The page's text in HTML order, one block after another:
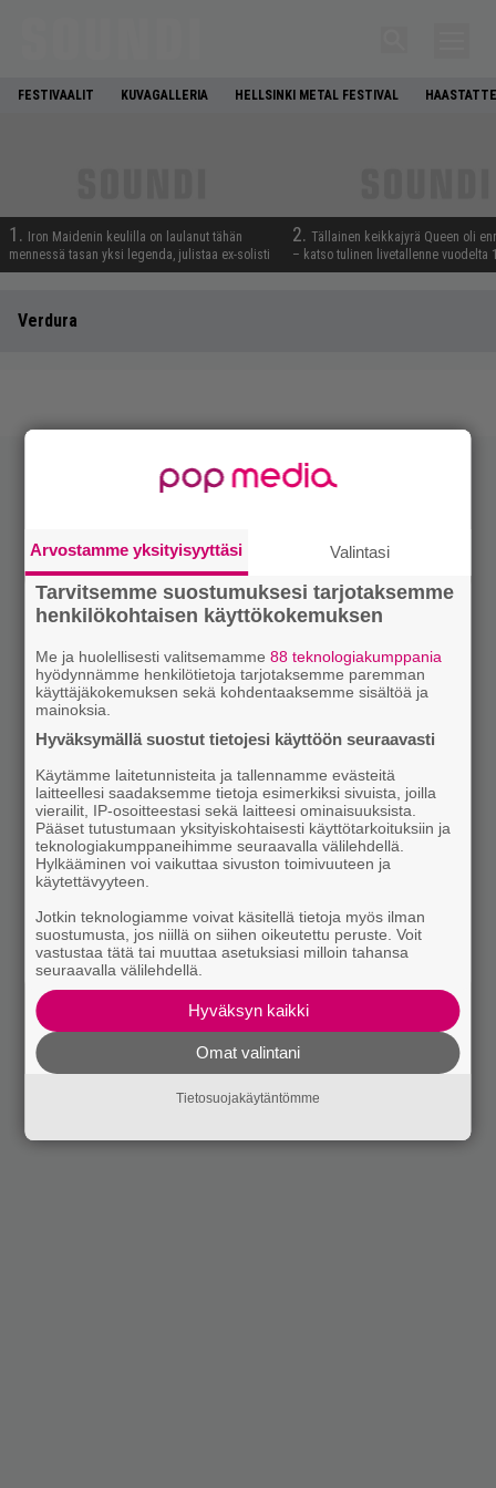
FESTIVAALIT KUVAGALLERIA HELLSINKI METAL FESTIVAL
1.
Iron Maidenin keulilla on laulanut tähän
mennessä tasan yksi legenda, julistaa ex-solisti
2. Tällainen keikkajyrä Queen oli
– katso tulinen livetallenne vuodelta
Verdura
Arvostamme yksityisyyttäsi Valintasi
Tarvitsemme suostumuksesi tarjotaksemme
henkilökohtaisen käyttökokemuksen
Me ja huolellisesti valitsemamme88 teknologiakumppania
hyödynnämme henkilötietoja tarjotaksemme paremman
käyttäjäkokemuksen sekä kohdentaaksemme sisältöä ja
mainoksia.
Hyväksymällä suostut tietojesi käyttöön seuraavasti
Käytämme laitetunnisteita ja tallennamme evästeitä
laitteellesi saadaksemme tietoja esimerkiksi sivuista, joilla
vierailit, IP-osoitteestasi sekä laitteesi ominaisuuksista.
Pääset tutustumaan yksityiskohtaisesti käyttötarkoituksiin ja
teknologiakumppaneihimme seuraavalla välilehdellä.
Hylkääminen voi vaikuttaa sivuston toimivuuteen ja
käytettävyyteen.
Jotkin teknologiamme voivat käsitellä tietoja myös ilman
suostumusta, jos niillä on siihen oikeutettu peruste. Voit
vastustaa tätä tai muuttaa asetuksiasi milloin tahansa
seuraavalla välilehdellä.
Hyväksyn kaikki
Omat valintani
Tietosuojakäytäntömme